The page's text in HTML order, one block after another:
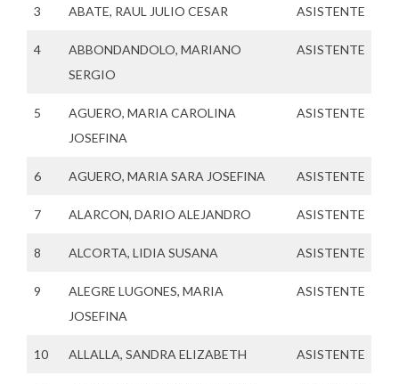
3 ABATE, RAUL JULIO CESAR ASISTENTE
4
ABBONDANDOLO, MARIANO
SERGIO
ASISTENTE
5
AGUERO, MARIA CAROLINA
JOSEFINA
ASISTENTE
6 AGUERO, MARIA SARA JOSEFINA ASISTENTE
7 ALARCON, DARIO ALEJANDRO ASISTENTE
8 ALCORTA, LIDIA SUSANA ASISTENTE
9
ALEGRE LUGONES, MARIA
JOSEFINA
ASISTENTE
10 ALLALLA, SANDRA ELIZABETH ASISTENTE